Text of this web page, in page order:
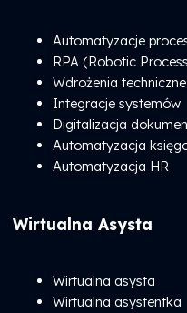
Automatyzacje
RPA (Robotic
Wdrożenia techniczne
Integracje systemów
Digitalizacja
Automatyzacja
Automatyzacja HR
Wirtualna Asysta
Wirtualna asysta
Wirtualna asystentka